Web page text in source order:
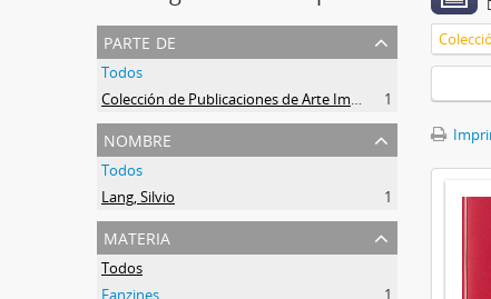
parte de
Todos
Colección de Publicaciones de Arte Impreso
1
nombre
Todos
Lang, Silvio
1
materia
Todos
Fanzines
1